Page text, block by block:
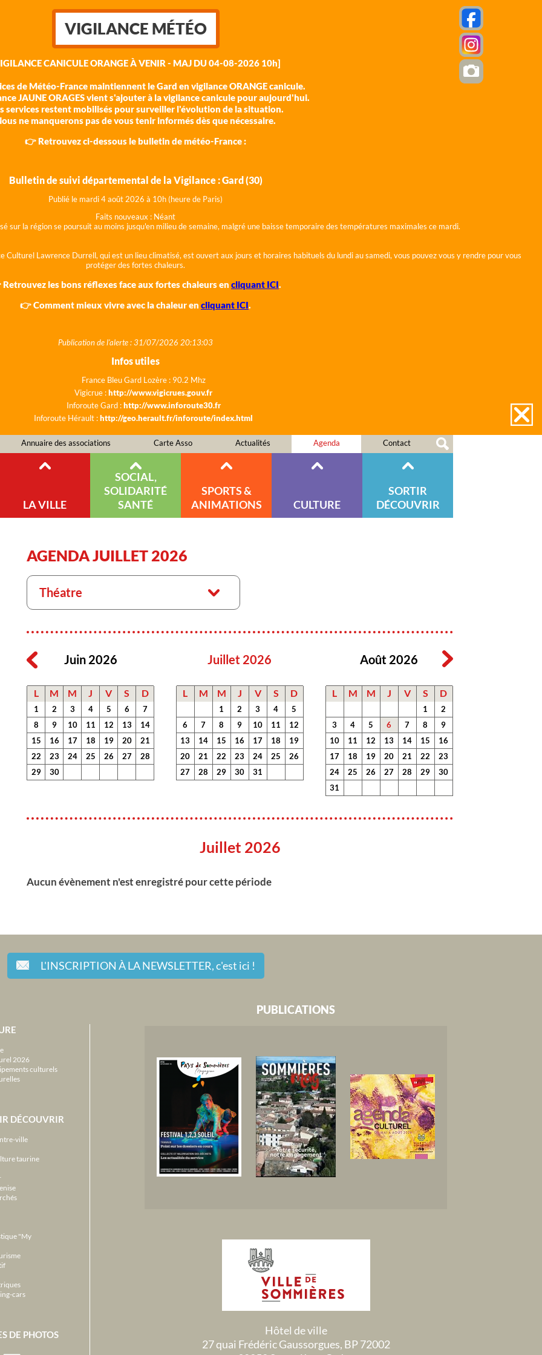
VIGILANCE MÉTÉO
CANICULE ORANGE À VENIR - MAJ DU 04-08-2026 10h]
de Météo-France maintiennent le Gard en vigilance ORANGE canicule.
JAUNE ORAGES vient s'ajouter à la vigilance canicule pour aujourd'hui.
services restent mobilisés pour surveiller l'évolution de la situation.
ne manquerons pas de vous tenir informés dès que nécessaire.
👉 Retrouvez ci-dessous le bulletin de météo-France :
Bulletin de suivi départemental de la Vigilance : Gard (30)
Publié le mardi 4 août 2026 à 10h (heure de Paris)
Faits nouveaux : Néant
sur la région se poursuit au moins jusqu'en milieu de semaine, malgré une baisse temporaire des températures maximales ce mardi.
Lawrence Durrell, qui est un lieu climatisé, est ouvert aux jours et horaires habituels du lundi au samedi, vous pouvez vous y rendre pour vous
protéger des fortes chaleurs.
les bons réflexes face aux fortes chaleurs en cliquant ICI.
👉 Comment mieux vivre avec la chaleur en cliquant ICI.
Publication de l'alerte : 31/07/2026 20:13:03
Infos utiles
France Bleu Gard Lozère : 90.2 Mhz
Vigicrue :http://www.vigicrues.gouv.fr
Inforoute Gard :http://www.inforoute30.fr
Inforoute Hérault :http://geo.herault.fr/inforoute/index.html
Annuaire des associations Carte Asso Actualités Agenda Contact
LA VILLE
SOCIAL,
SOLIDARITÉ
SANTÉ
SPORTS &
ANIMATIONS
CULTURE
SORTIR
DÉCOUVRIR
AGENDA JUILLET 2026
Théatre
Juin 2026
L M M J V S D
1 2 3 4 5 6
7
8
9 10 11 12 13
14
15
16 17 18 19 20
21
22
23 24 25 26 27
28
29
30
Juillet 2026
L M M J V S D
1 2 3 4
5
6
7 8 9 10 11
12
13
14 15 16 17 18
19
20
21 22 23 24 25
26
27
28 29 30 31
Août 2026
L M M J V S D
1
2
3
4 5 6 7 8
9
10
11 12 13 14 15
16
17
18 19 20 21 22
23
24
25 26 27 28 29
30
31
Juillet 2026
Aucun évènement n'est enregistré pour cette période
L'INSCRIPTION À LA NEWSLETTER,c'est ici !
2026
culturels
DÉCOUVRIR
ville
taurine
"My
cars
DE PHOTOS
PUBLICATIONS
Hôtel de ville
27 quai Frédéric Gaussorgues, BP 72002